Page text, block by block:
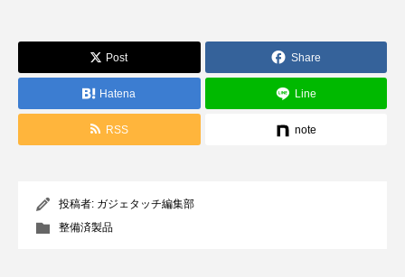
Post Share
Hatena Line
RSS note
投稿者: ガジェタッチ編集部
整備済製品